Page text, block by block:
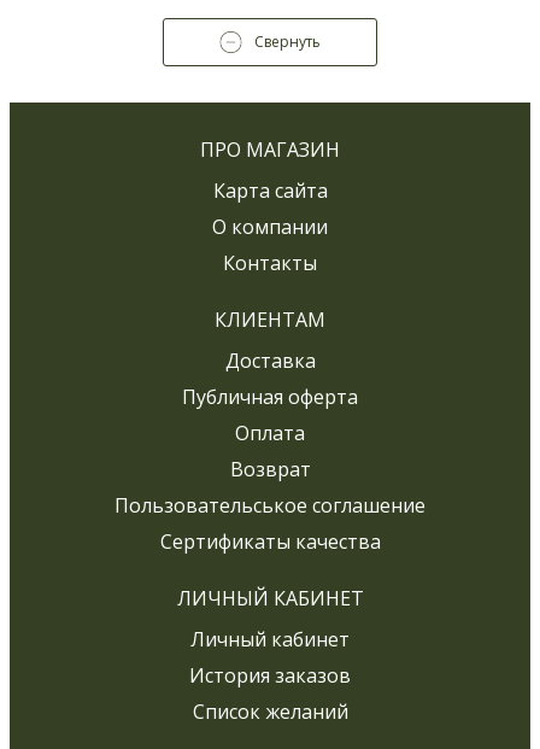
Свернуть
ПРО МАГАЗИН
Карта сайта
О компании
Контакты
КЛИЕНТАМ
Доставка
Публичная оферта
Оплата
Возврат
Пользовательськое соглашение
Сертификаты качества
ЛИЧНЫЙ КАБИНЕТ
Личный кабинет
История заказов
Список желаний